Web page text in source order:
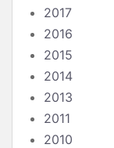
2017
2016
2015
2014
2013
2011
2010